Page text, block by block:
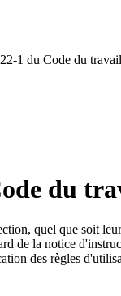
1 du Code du
du
quel que soit
de la notice
des règles